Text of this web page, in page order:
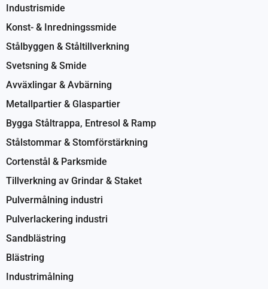
Industrismide
Konst- & Inredningssmide
Stålbyggen & Ståltillverkning
Svetsning & Smide
Avväxlingar & Avbärning
Metallpartier & Glaspartier
Bygga Ståltrappa, Entresol & Ramp
Stålstommar & Stomförstärkning
Cortenstål & Parksmide
Tillverkning av Grindar & Staket
Pulvermålning industri
Pulverlackering industri
Sandblästring
Blästring
Industrimålning